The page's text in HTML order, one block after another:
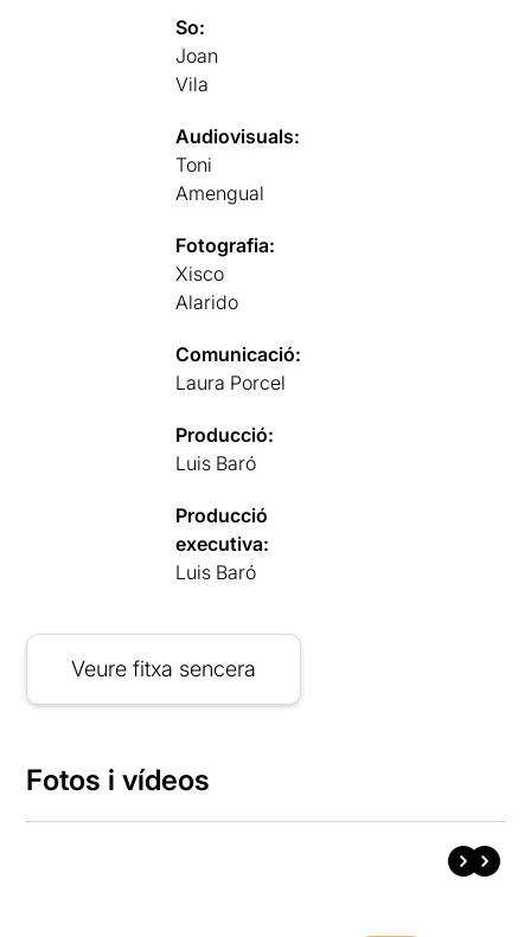
So:
Joan
Vila
Audiovisuals:
Toni
Amengual
Fotografia:
Xisco
Alarido
Comunicació:
Laura Porcel
Producció:
Luis Baró
Producció
executiva:
Luis Baró
Veure fitxa sencera
Fotos i vídeos